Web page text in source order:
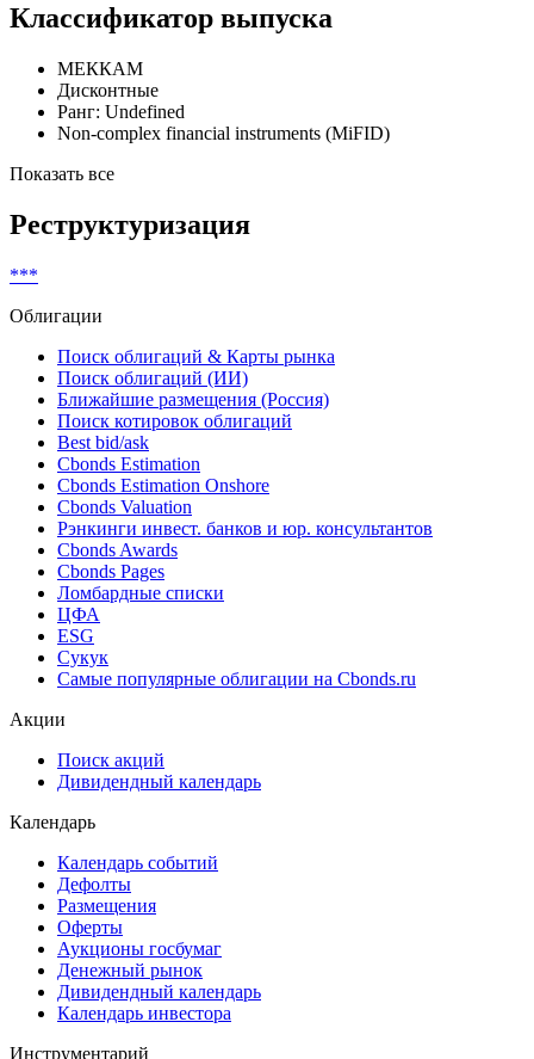
Классификатор выпуска
МЕККАМ
Дисконтные
Ранг: Undefined
Non-complex financial instruments (MiFID)
Показать все
Реструктуризация
***
Облигации
Поиск облигаций & Карты рынка
Поиск облигаций (ИИ)
Ближайшие размещения (Россия)
Поиск котировок облигаций
Best bid/ask
Cbonds Estimation
Cbonds Estimation Onshore
Cbonds Valuation
Рэнкинги инвест. банков и юр. консультантов
Cbonds Awards
Cbonds Pages
Ломбардные списки
ЦФА
ESG
Сукук
Самые популярные облигации на Cbonds.ru
Акции
Поиск акций
Дивидендный календарь
Календарь
Календарь событий
Дефолты
Размещения
Оферты
Аукционы госбумаг
Денежный рынок
Дивидендный календарь
Календарь инвестора
Инструментарий